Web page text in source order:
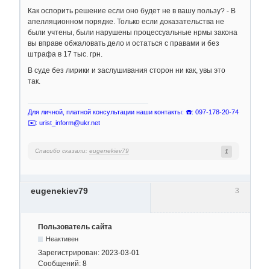
Как оспорить решение если оно будет не в вашу пользу? - В
апелляционном порядке. Только если доказательства не
были учтены, были нарушены процессуальные нрмы закона
вы вправе обжаловать дело и остаться с правами и без
штрафа в 17 тыс. грн.
В суде без лирики и заслушивания сторон ни как, увы это
так.
Для личной, платной консультации наши контакты: ☎️: 097-178-20-74
✉️: urist_inform@ukr.net
Спасибо сказали: eugenekiev79 1
3
eugenekiev79
Пользователь сайта
Неактивен
Зарегистрирован: 2023-03-01
Сообщений: 8